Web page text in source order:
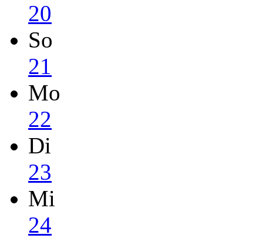
20
So
21
Mo
22
Di
23
Mi
24